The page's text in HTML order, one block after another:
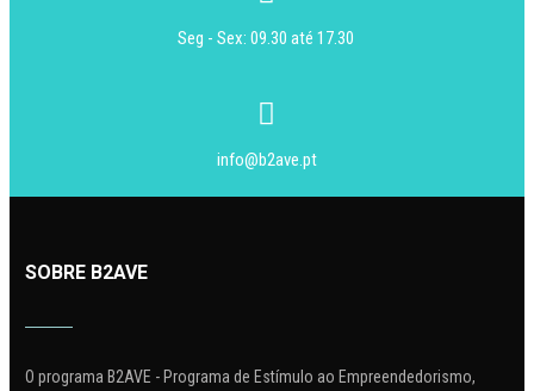
Seg - Sex: 09.30 até 17.30
info@b2ave.pt
SOBRE B2AVE
O programa B2AVE - Programa de Estímulo ao Empreendedorismo,